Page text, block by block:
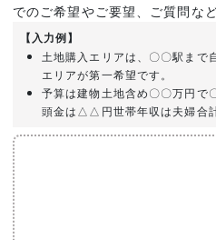
でのご希望やご要望、ご質問な
【入力例】
土地購入エリアは、〇〇駅まで
エリアが第一希望です。
予算は建物土地含め〇〇万円で
頭金は△△円世帯年収は夫婦合